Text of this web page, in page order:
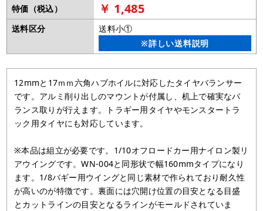
特価（税込）
￥ 1,485
送料区分
送料小①
※詳しい送料説明
12mmと17ｍｍ六角ハブホイルに対応したタイヤバランサー
です。アルミ削り出しのマウントが付属し、机上で確実なバ
ランス取りが行えます。トラギー用タイヤやモンスタートラ
ック用タイヤにも対応しています。
※本品は組立が必要です。1/10オフロードカー用ナイロン製リ
アウイングです。WN-004と同形状で幅160mmタイプになり
ます。1/8バギー用ウイングと同じ素材で作られており耐久性
が高いのが特徴です。裏面には穴開け位置の目安となる目盛
とカットラインの目安となるラインがモールドされていま